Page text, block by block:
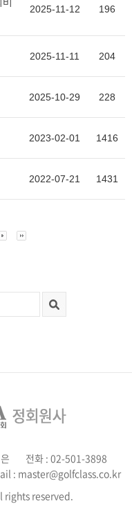
2025-11-12 196
2025-11-11 204
2025-10-29 228
2023-02-01 1416
2022-07-21 1431
전화 : 02-501-3898
: master@golfclass.co.kr
rights reserved.